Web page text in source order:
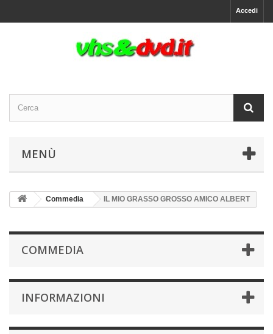
Accedi
MENÙ
Commedia IL MIO GRASSO GROSSO AMICO ALBERT
COMMEDIA
INFORMAZIONI